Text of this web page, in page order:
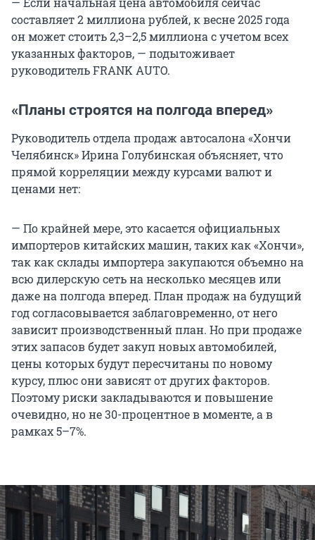
составляет 2 миллиона рублей, к весне 2025 года
он может стоить 2,3–2,5 миллиона с учетом всех
указанных факторов, — подытоживает
руководитель FRANK AUTO.
«Планы строятся на полгода вперед»
Руководитель отдела продаж автосалона «Хончи
Челябинск» Ирина Голубинская объясняет, что
прямой корреляции между курсами валют и
ценами нет:
— По крайней мере, это касается официальных
импортеров китайских машин, таких как «Хончи»,
так как склады импортера закупаются объемно на
всю дилерскую сеть на несколько месяцев или
даже на полгода вперед. План продаж на будущий
год согласовывается заблаговременно, от него
зависит производственный план. Но при продаже
этих запасов будет закуп новых автомобилей,
цены которых будут пересчитаны по новому
курсу, плюс они зависят от других факторов.
Поэтому риски закладываются и повышение
очевидно, но не 30-процентное в моменте, а в
рамках 5–7%.